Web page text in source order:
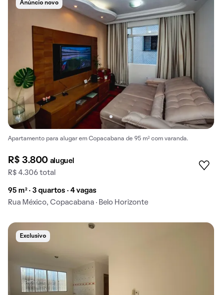
Anúncio novo
Apartamento para alugar em Copacabana de 95 m² com varanda.
R$ 3.800 aluguel
R$ 4.306 total
95 m² · 3 quartos · 4 vagas
Rua México, Copacabana · Belo Horizonte
Exclusivo